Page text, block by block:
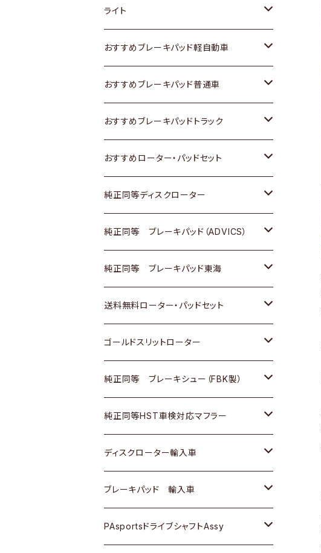
ホンダ
スズキ
日産
いすゞ
ダイハツ
マツダ
三菱
スバル
日野
三菱ふそう
ＢＭＷ
トヨタ
ホンダ
スズキ
日産
いすゞ
ダイハツ
マツダ
三菱
日野
三菱ふそう
ライト
トヨタ
スズキ
日産
いすゞ
ダイハツ
三菱
日野
三菱ふそう
その他
おすすめブレーキパッド軽自動車
トヨタ
ホンダ
スズキ
日産
ダイハツ
マツダ
三菱
スバル
おすすめブレーキパッド普通車
トヨタ
ホンダ
スズキ
日産
いすゞ
ダイハツ
マツダ
三菱
スバル
おすすめブレーキパッドトラック
トヨタ
日産
いすゞ
ダイハツ
マツダ
三菱
おすすめローター・パッドセット
トヨタ
ホンダ
スズキ
日産
ダイハツ
マツダ
三菱
スバル
純正同等ディスクローター
トヨタ
ホンダ
スズキ
日産
いすゞ
ダイハツ
マツダ
三菱
スバル
純正同等 ブレーキパッド（ADVICS）
トヨタ
ホンダ
スズキ
日産
ダイハツ
マツダ
三菱
スバル
純正同等 ブレーキパッド東海
トヨタ
ホンダ
日産
いすゞ
ダイハツ
マツダ
三菱
送料無料ローター・パッドセット
トヨタ
ホンダ
スズキ
日産
ダイハツ
マツダ
ゴールドスリットローター
トヨタ
ホンダ
スズキ
日産
ダイハツ
純正同等 ブレーキシュー（FBK製）
ホンダ
スズキ
日産
ダイハツ
純正同等HST車検対応マフラー
トヨタ
ホンダ
スズキ
ディスクローター輸入車
ＡＵＤＩ
ＢＥＮＺ
ブレーキパッド 輸入車
ＢＥＮＺ
PAsportsドライブシャフトAssy